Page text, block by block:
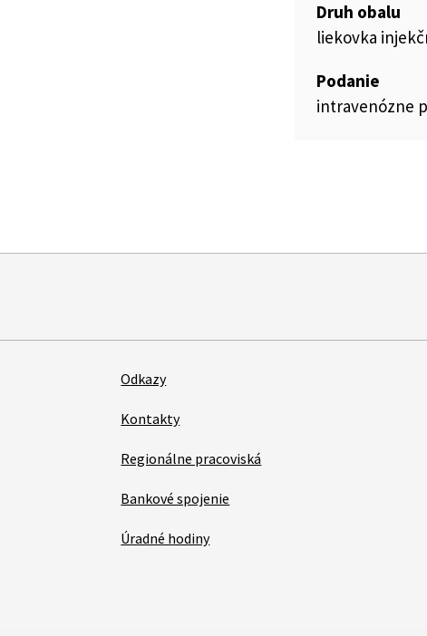
Druh obalu
liekovka
Podanie
intravenózne
Odkazy
Kontakty
Regionálne pracoviská
Bankové spojenie
Úradné hodiny